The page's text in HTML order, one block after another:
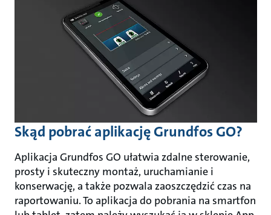
Skąd pobrać aplikację Grundfos GO?
Aplikacja Grundfos GO ułatwia zdalne sterowanie,
prosty i skuteczny montaż, uruchamianie i
konserwację, a także pozwala zaoszczędzić czas na
raportowaniu. To aplikacja do pobrania na smartfon